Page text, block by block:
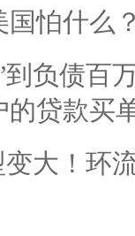
国怕什么
到负债百
贷款买
大！环